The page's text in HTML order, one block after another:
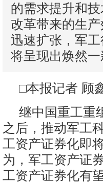
的需求提升和
改革带来的生
迅速扩张，军
将呈现出焕然一
□本报记者 顾
继中国重工重
之后，推动军工
工资产证券化即
为，军工资产证
工资产证券化有